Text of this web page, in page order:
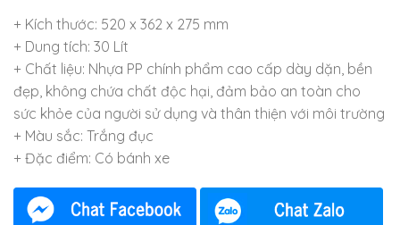
+ Kích thước: 520 x 362 x 275 mm
+ Dung tích: 30 Lít
+ Chất liệu: Nhựa PP chính phẩm cao cấp dày dặn, bền
đẹp, không chứa chất độc hại, đảm bảo an toàn cho
sức khỏe của người sử dụng và thân thiện với môi trường
+ Màu sắc: Trắng đục
+ Đặc điểm: Có bánh xe